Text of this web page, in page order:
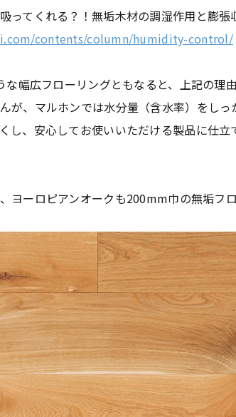
ってくれる？！無垢木材の調湿作用と膨張
contents/column/humidity-control/
幅広フローリングともなると、上記の理
が、マルホンでは水分量（含水率）をし
し、安心してお使いいただける製品に仕立
ヨーロピアンオークも200mm巾の無垢フ